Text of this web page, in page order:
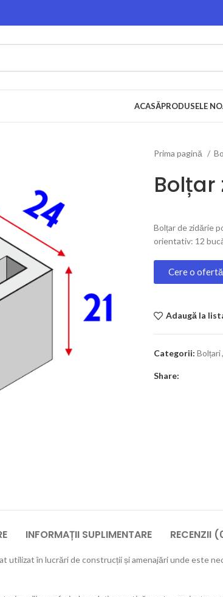
ACASĂPRODUSELE
Prima pagină
Bolțar
Bolțar de zidărie
orientativ: 12
Cere o
Adaugă la
Categorii: Bolțari,
Share:
INFORMAȚII SUPLIMENTARE RECENZII
utilizat în lucrări de construcții și amenajări unde este